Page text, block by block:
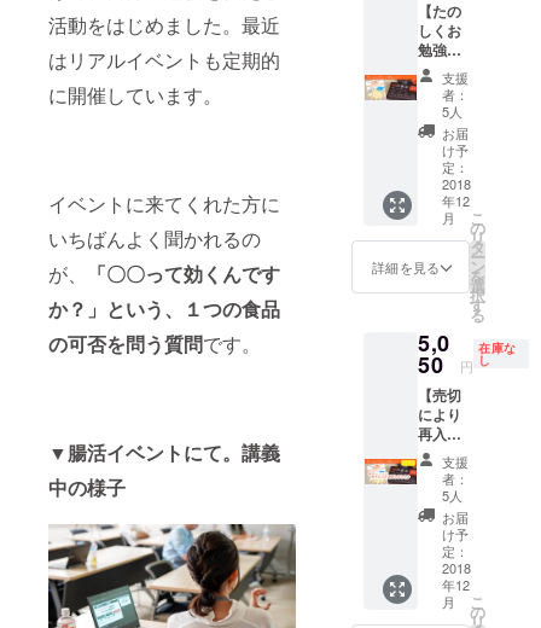
活動をはじめました。最近
はリアルイベントも定期的
に開催しています。
イベントに来てくれた方に
いちばんよく聞かれるの
が、
「〇〇って効くんです
か？」という、１つの食品
の可否を問う質問です。
▼腸活イベントにて。講義
中の様子
望の方
は別途
ご相談
くださ
い。 ※
自宅で
できる
郵送検
査キッ
ト"ウン
ログ
「腸内
フロー
ラ検
査」"は
、本プ
クト終
了後に
ウンロ
グ株式
会社よ
り発送
いたし
ます。
※ミニ冊
子PDF
はダウ
ンロー
ド可能
なURL
をお伝
サンプ
ルで
す。 ※
腸活
ゲーム
購入者
にもメ
リット
になり
広告効
果も高
まるよ
内環
境・発
様、農
家様等
に限ら
せてい
ただい
ており
ます。
ご支援
前に一
度メッ
セージ
でご相
談くだ
さい。
※送付用
eの限定
公開の
URLを
お伝え
させて
いただ
く形と
なり、
ご購入
者様以
外はご
覧いた
だくこ
とはで
ち早く
お届け
しま
す！
（送料
込み）
※画像は
サンプ
ルで
す。 ※
発送は
日本国
内の
み。海
望の方
は別途
くださ
い。 ※
動画は
YouTub
eの限定
公開の
URLを
お伝え
させて
いただ
く形と
なり、
【たの
しくお
勉強
パッ
ク】 限
定解説
動画付
きで、
腸活
ゲーム
「腸内
革命」
の初回
印刷版
と本プ
オー
ナーが
書いた
『「発
酵菌」
早わか
りマ
ニュア
ル』に
サイン
を添え
た特別
版を完
成次第
いち早
支援
者：
5人
お届
け予
定：
2018
年12
月
詳細を見る
こ
の
リ
タ
ー
ン
を
選
択
す
る
5,0
50 円
在庫な
し
【売切
により
再入
荷！た
のしく
お勉強
パッ
ク】 限
定解説
動画付
きで、
腸活
支援
者：
5人
お届
け予
定：
2018
年12
月
こ
の
リ